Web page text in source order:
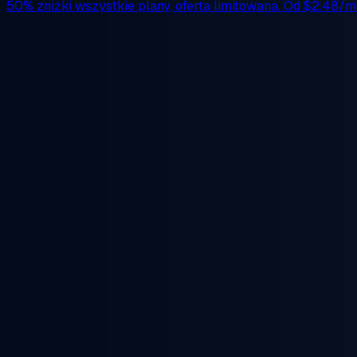
50% zniżki wszystkie plany, oferta limitowana. Od $2.48/